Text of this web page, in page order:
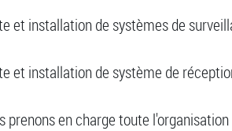
et installation de systèmes de
et installation de système de
prenons en charge toute